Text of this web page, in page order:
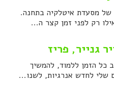
של מסעדת איטלקיה בתחנה.
רק לפני זמן קצר ה...
גנייר, פריז
כל הזמן ללמוד, להמשיך
שלי לחדש אנרגיות, לשנו...